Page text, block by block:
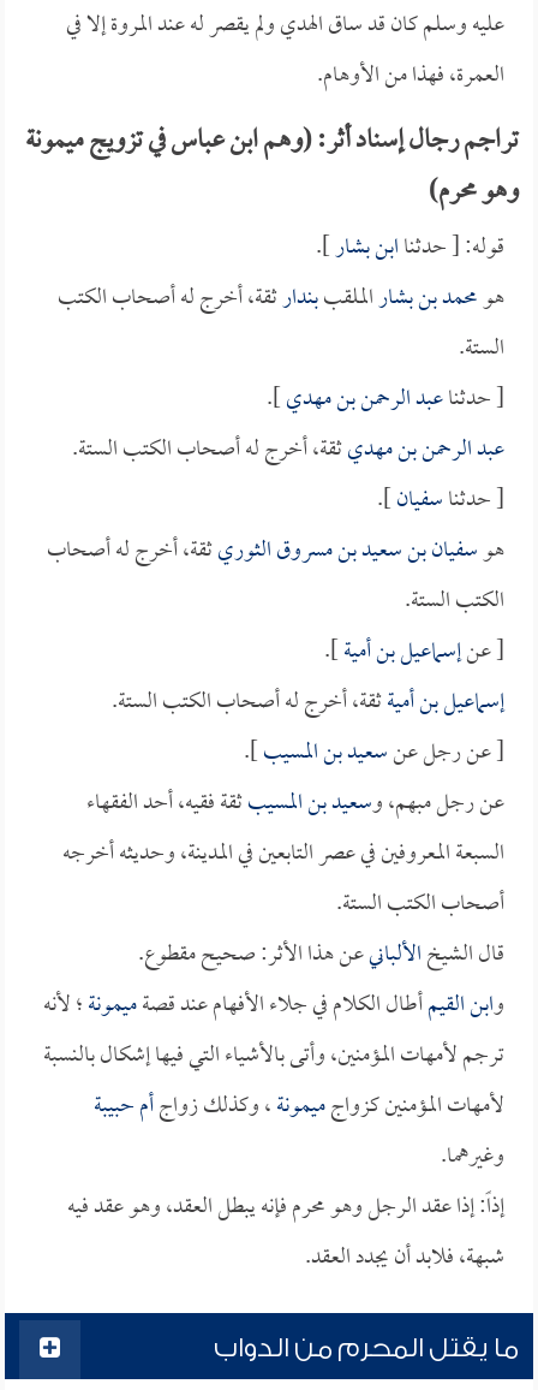
عليه وسلم كان قد ساق الهدي ولم يقصر له عند المروة إلا في
العمرة، فهذا من الأوهام.
تراجم رجال إسناد أثر: (وهم ابن عباس في تزويج ميمونة
وهو محرم)
قوله: [ حدثناابن بشار].
هومحمد بن بشارالملقببندارثقة، أخرج له أصحاب الكتب
الستة.
[ حدثناعبد الرحمن بن مهدي].
عبد الرحمن بن مهديثقة، أخرج له أصحاب الكتب الستة.
[ حدثناسفيان].
هوسفيان بن سعيد بن مسروق الثوريثقة، أخرج له أصحاب
الكتب الستة.
[ عنإسماعيل بن أمية].
إسماعيل بن أميةثقة، أخرج له أصحاب الكتب الستة.
[ عن رجل عنسعيد بن المسيب].
عن رجل مبهم، وسعيد بن المسيبثقة فقيه، أحد الفقهاء
السبعة المعروفين في عصر التابعين في المدينة، وحديثه أخرجه
أصحاب الكتب الستة.
قال الشيخالألبانيعن هذا الأثر: صحيح مقطوع.
وابن القيمأطال الكلام في جلاء الأفهام عند قصةميمونة؛ لأنه
ترجم لأمهات المؤمنين، وأتى بالأشياء التي فيها إشكال بالنسبة
لأمهات المؤمنين كزواجميمونة، وكذلك زواجأم حبيبة
وغيرهما.
إذاً: إذا عقد الرجل وهو محرم فإنه يبطل العقد، وهو عقد فيه
شبهة، فلابد أن يجدد العقد.
ما يقتل المحرم من الدواب